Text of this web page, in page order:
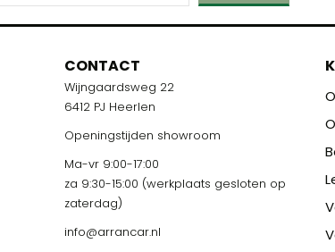
CONTACT
Wijngaardsweg 22
6412 PJ Heerlen
Openingstijden showroom
Ma-vr 9:00-17:00
za 9:30-15:00 (werkplaats gesloten op
zaterdag)
info@arrancar.nl